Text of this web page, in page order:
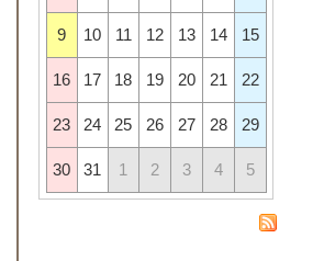
9 10 11 12 13 14 15
16 17 18 19 20 21 22
23 24 25 26 27 28 29
30 31 1 2 3 4 5